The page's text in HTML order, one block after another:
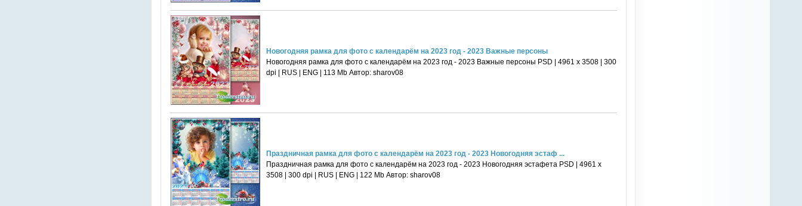
Новогодняя рамка для фото с календарём на 2023 год - 2023 Важные персоны
Новогодняя рамка для фото с календарём на 2023 год - 2023 Важные персоны PSD | 4961 х 3508 | 300
dpi | RUS | ENG | 113 Mb Автор: sharov08
Праздничная рамка для фото с календарём на 2023 год - 2023 Новогодняя эстаф ...
Праздничная рамка для фото с календарём на 2023 год - 2023 Новогодняя эстафета PSD | 4961 х
3508 | 300 dpi | RUS | ENG | 122 Mb Автор: sharov08